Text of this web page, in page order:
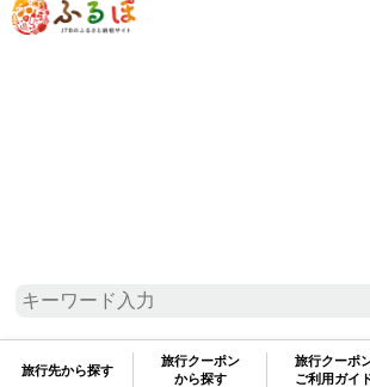
旅行先から探す
旅行クーポン
から探す
旅行クーポ
ご利用ガイ
検索結果一覧 1～1件 / 全1件